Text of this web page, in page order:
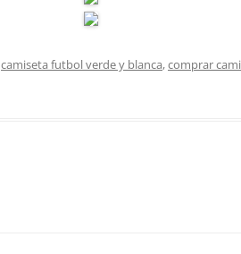
camiseta futbol verde y blanca,comprar